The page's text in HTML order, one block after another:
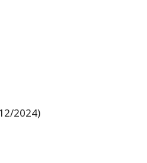
2024)